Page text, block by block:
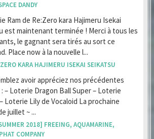
DANDY
Ram de Re:Zero kara Hajimeru Isekai
est maintenant terminée ! Merci à tous les
le gagnant sera tirés au sort ce
Place now à la nouvelle l...
KARA HAJIMERU ISEKAI SEIKATSU
avoir appréciez nos précédentes
– Loterie Dragon Ball Super – Loterie
Loterie Lily de Vocaloid La prochaine
juillet ~ ...
2018] FREEING, AQUAMARINE,
COMPANY